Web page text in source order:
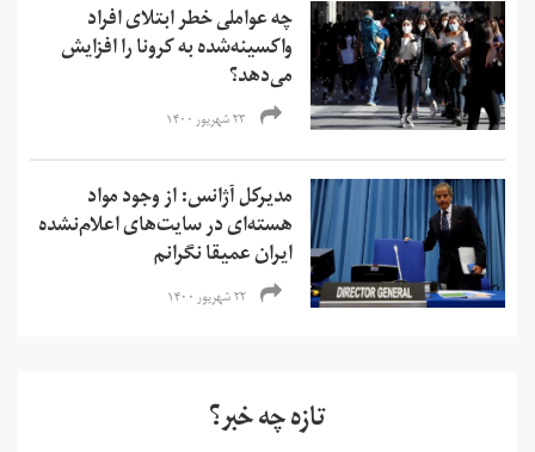
چه عواملی خطر ابتلای افراد
واکسینه‌شده به کرونا را افزایش
می‌دهد؟
۲۳ شهریور ۱۴۰۰
مدیرکل آژانس: از وجود مواد
هسته‌ای در سایت‌های اعلام‌نشده
ایران عمیقا نگرانم
۲۲ شهریور ۱۴۰۰
تازه چه خبر؟